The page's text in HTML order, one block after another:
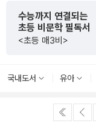
수능까지 연결되는
초등 비문학 필독서
<초등 매3비>
국내도서 유아